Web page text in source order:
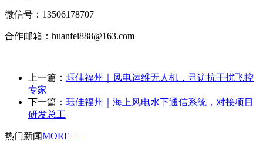
微信号：13506178707
合作邮箱：huanfei888@163.com
上一篇： 珏佳福州｜风电运维无人机，寻访抗干扰飞控
专家
下一篇： 珏佳福州｜海上风电水下通信系统，对接项目
研发总工
热门新闻MORE +